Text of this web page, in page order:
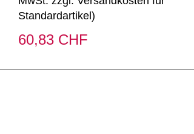
Standardartikel )
60,83 CHF